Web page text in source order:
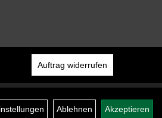
Ablehnen Akzeptieren
Auftrag widerrufen